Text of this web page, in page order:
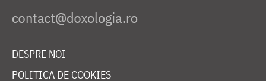
DESPRE NOI
POLITICA DE COOKIES